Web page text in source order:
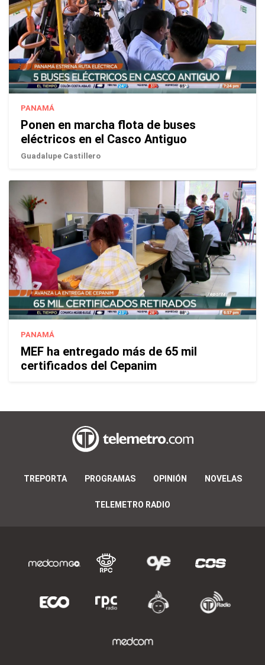
PANAMÁ
Ponen en marcha flota de buses
eléctricos en el Casco Antiguo
Guadalupe Castillero
PANAMÁ
MEF ha entregado más de 65 mil
certificados del Cepanim
TREPORTA PROGRAMAS OPINIÓN NOVELAS
TELEMETRO RADIO